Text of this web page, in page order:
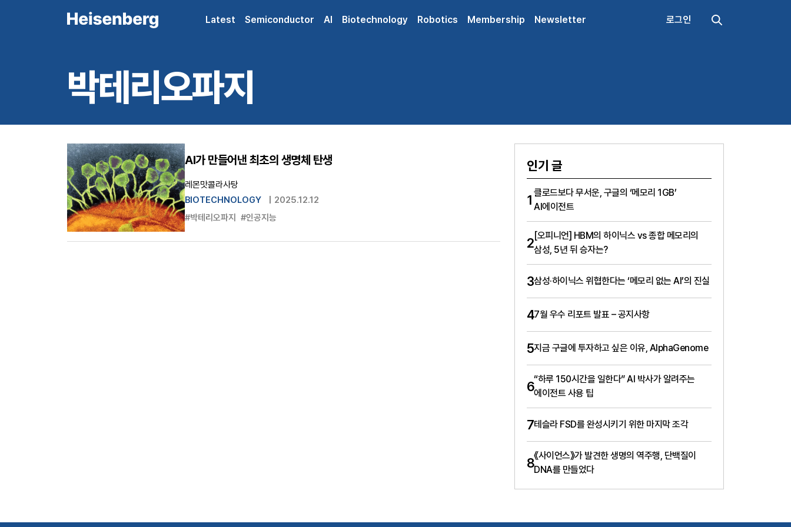
Latest Semiconductor AI Biotechnology Robotics Membership Newsletter 로그인
박테리오파지
AI가 만들어낸 최초의 생명체 탄생
레몬맛콜라사탕
BIOTECHNOLOGY
2025.12.12
#박테리오파지
#인공지능
인기 글
1 클로드보다 무서운, 구글의 ‘메모리 1GB’
AI에이전트
2[오피니언] HBM의 하이닉스 vs 종합 메모리의
삼성, 5년 뒤 승자는?
3삼성·하이닉스 위협한다는 ‘메모리 없는 AI’의 진실
47월 우수 리포트 발표 – 공지사항
5지금 구글에 투자하고 싶은 이유, AlphaGenome
6“하루 150시간을 일한다” AI 박사가 알려주는
에이전트 사용 팁
7테슬라 FSD를 완성시키기 위한 마지막 조각
8《사이언스》가 발견한 생명의 역주행, 단백질이
DNA를 만들었다